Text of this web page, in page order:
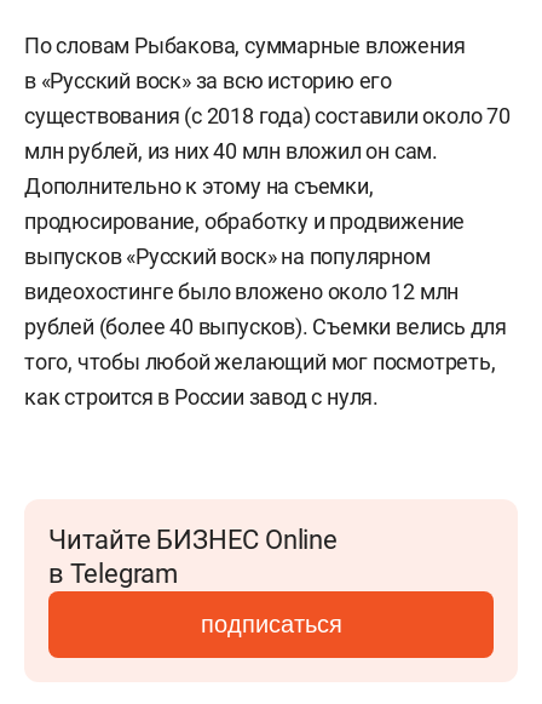
По словам Рыбакова, суммарные вложения
в «Русский воск» за всю историю его
существования (с 2018 года) составили около 70
млн рублей, из них 40 млн вложил он сам.
Дополнительно к этому на съемки,
продюсирование, обработку и продвижение
выпусков «Русский воск» на популярном
видеохостинге было вложено около 12 млн
рублей (более 40 выпусков). Съемки велись для
того, чтобы любой желающий мог посмотреть,
как строится в России завод с нуля.
Читайте БИЗНЕС Online
в Telegram
подписаться